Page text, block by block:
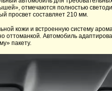
отмечаются полностью
просвет составляет 210 мм.
кожи и встроенную систему
Автомобиль
пакету.